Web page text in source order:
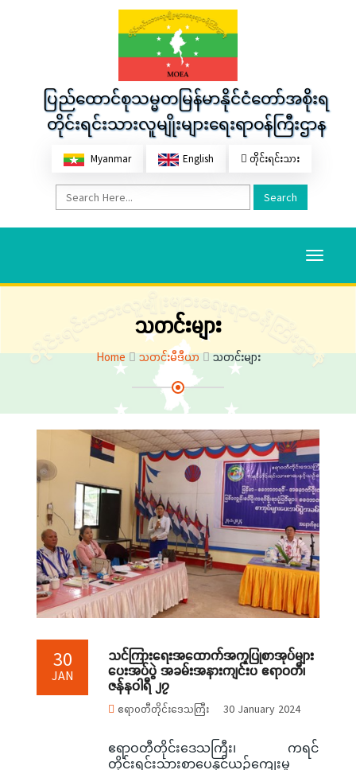
ပြည်ထောင်စုသမ္မတမြန်မာနိုင်ငံတော်အစိုးရ
တိုင်းရင်းသားလူမျိုးများရေးရာဝန်ကြီးဌာန
Myanmar English တိုင်းရင်းသား
Search
Toggle
သတင်းများ
Home သတင်းမီဒီယာ သတင်းများ
30
JAN
သင်ကြားရေးအထောက်အကူပြုစာအုပ်များ
ပေးအပ်ပွဲ အခမ်းအနားကျင်းပ ဧရာဝတီ၊
ဇန်နဝါရီ ၂၇
ဧရာဝတီတိုင်းဒေသကြီး 30 January 2024
ဧရာဝတီတိုင်းဒေသကြီး၊ ကရင်
တိုင်းရင်းသားစာပေနှင့်ယဉ်ကျေးမှု